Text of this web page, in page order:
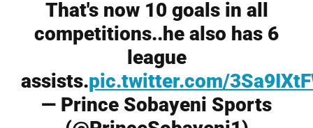
That's now 10 goals in all
competitions..he also has 6
league
assists.pic.twitter.com/
— Prince Sobayeni Sports